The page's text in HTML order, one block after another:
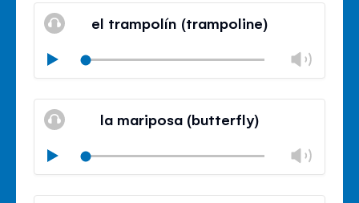
el trampolín (trampoline)
Play
Mute
Close
la mariposa (butterfly)
Play
Mute
Close